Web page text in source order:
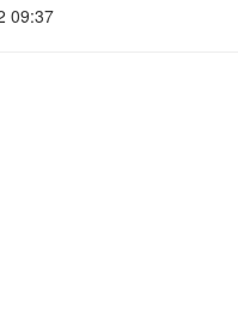
09:37